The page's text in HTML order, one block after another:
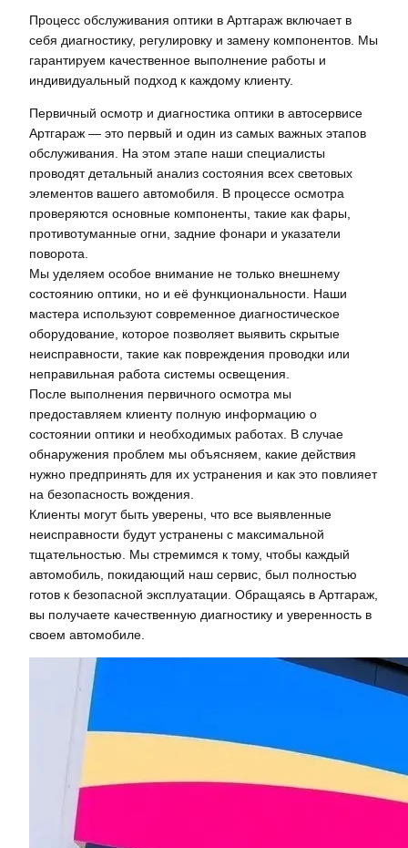
Процесс обслуживания оптики в Артгараж включает в
себя диагностику, регулировку и замену компонентов. Мы
гарантируем качественное выполнение работы и
индивидуальный подход к каждому клиенту.
Первичный осмотр и диагностика оптики в автосервисе
Артгараж — это первый и один из самых важных этапов
обслуживания. На этом этапе наши специалисты
проводят детальный анализ состояния всех световых
элементов вашего автомобиля. В процессе осмотра
проверяются основные компоненты, такие как фары,
противотуманные огни, задние фонари и указатели
поворота.
Мы уделяем особое внимание не только внешнему
состоянию оптики, но и её функциональности. Наши
мастера используют современное диагностическое
оборудование, которое позволяет выявить скрытые
неисправности, такие как повреждения проводки или
неправильная работа системы освещения.
После выполнения первичного осмотра мы
предоставляем клиенту полную информацию о
состоянии оптики и необходимых работах. В случае
обнаружения проблем мы объясняем, какие действия
нужно предпринять для их устранения и как это повлияет
на безопасность вождения.
Клиенты могут быть уверены, что все выявленные
неисправности будут устранены с максимальной
тщательностью. Мы стремимся к тому, чтобы каждый
автомобиль, покидающий наш сервис, был полностью
готов к безопасной эксплуатации. Обращаясь в Артгараж,
вы получаете качественную диагностику и уверенность в
своем автомобиле.